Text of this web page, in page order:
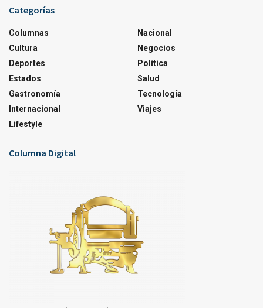
Categorías
Columnas
Cultura
Deportes
Estados
Gastronomía
Internacional
Lifestyle
Nacional
Negocios
Política
Salud
Tecnología
Viajes
Columna Digital